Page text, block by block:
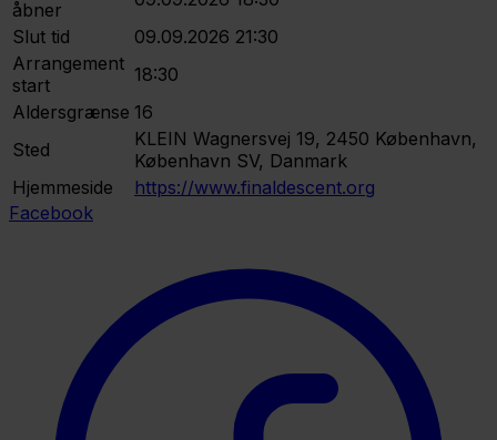
åbner
Slut tid
09.09.2026 21:30
Arrangement
start
18:30
Aldersgrænse 16
Sted
KLEIN Wagnersvej 19, 2450 København,
København SV, Danmark
Hjemmeside
https://www.finaldescent.org
Facebook